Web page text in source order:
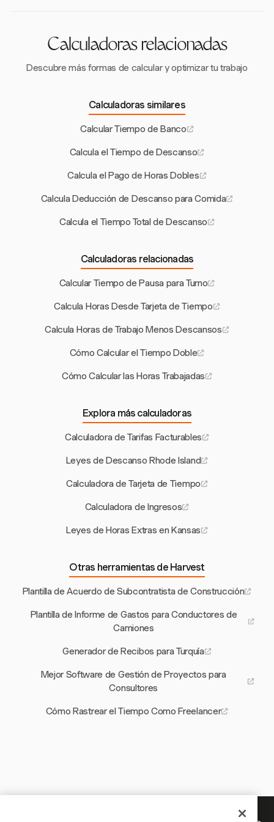
Calculadoras relacionadas
Descubre más formas de calcular y optimizar tu trabajo
Calculadoras similares
Calcular Tiempo de Banco
Calcula el Tiempo de Descanso
Calcula el Pago de Horas Dobles
Calcula Deducción de Descanso para Comida
Calcula el Tiempo Total de Descanso
Calculadoras relacionadas
Calcular Tiempo de Pausa para Turno
Calcula Horas Desde Tarjeta de Tiempo
Calcula Horas de Trabajo Menos Descansos
Cómo Calcular el Tiempo Doble
Cómo Calcular las Horas Trabajadas
Explora más calculadoras
Calculadora de Tarifas Facturables
Leyes de Descanso Rhode Island
Calculadora de Tarjeta de Tiempo
Calculadora de Ingresos
Leyes de Horas Extras en Kansas
Otras herramientas de Harvest
Plantilla de Acuerdo de Subcontratista de Construcción
Plantilla de Informe de Gastos para Conductores de
Camiones
Generador de Recibos para Turquía
Mejor Software de Gestión de Proyectos para
Consultores
Cómo Rastrear el Tiempo Como Freelancer